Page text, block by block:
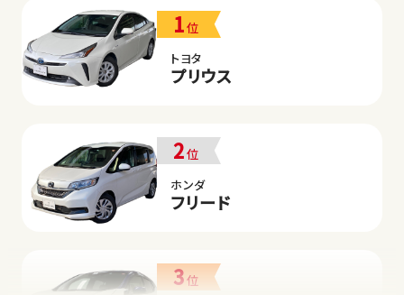
1位
トヨタ
プリウス
2位
ホンダ
フリード
3位